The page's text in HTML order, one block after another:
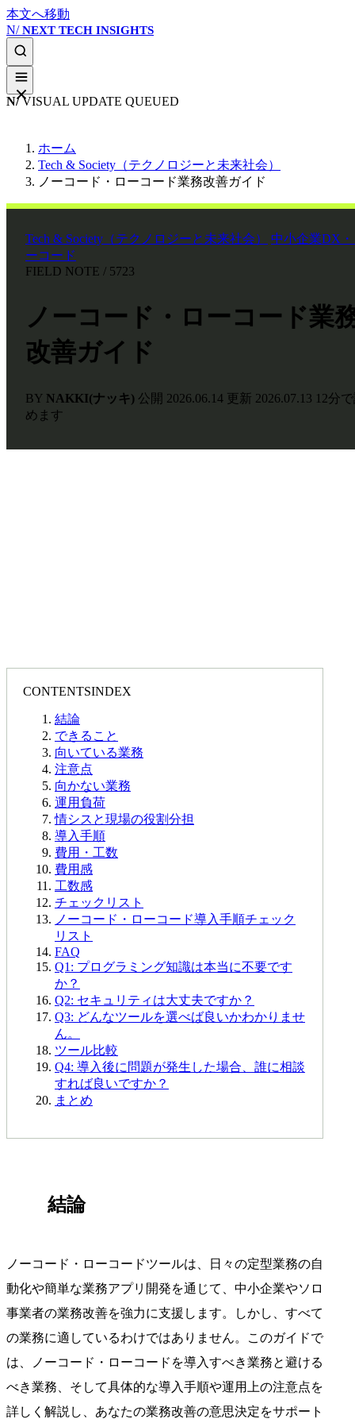
本文へ移動
N/ NEXT TECH INSIGHTS
N/ VISUAL UPDATE QUEUED
ホーム
Tech & Society（テクノロジーと未来社会）
ノーコード・ローコード業務改善ガイド
Tech & Society（テクノロジーと未来社会）
中小企業DX
ーコード
FIELD NOTE / 5723
ノーコード・ローコード業
改善ガイド
BY NAKKI(ナッキ) 公開 2026.06.14 更新 2026.07.13 12分
めます
CONTENTSINDEX
結論
できること
向いている業務
注意点
向かない業務
運用負荷
情シスと現場の役割分担
導入手順
費用・工数
費用感
工数感
チェックリスト
ノーコード・ローコード導入手順チェック
リスト
FAQ
Q1: プログラミング知識は本当に不要です
か？
Q2: セキュリティは大丈夫ですか？
Q3: どんなツールを選べば良いかわかりませ
ん。
ツール比較
Q4: 導入後に問題が発生した場合、誰に相談
すれば良いですか？
まとめ
結論
ノーコード・ローコードツールは、日々の定型業務の自
動化や簡単な業務アプリ開発を通じて、中小企業やソロ
事業者の業務改善を強力に支援します。しかし、すべて
の業務に適しているわけではありません。このガイドで
は、ノーコード・ローコードを導入すべき業務と避ける
べき業務、そして具体的な導入手順や運用上の注意点を
詳しく解説し、あなたの業務改善の意思決定をサポート